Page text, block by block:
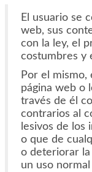
El usuario se
web, sus
con la ley, el
costumbres y
Por el mismo,
página web o
través de él
contrarios al
lesivos de los
o que de
o deteriorar la
un uso